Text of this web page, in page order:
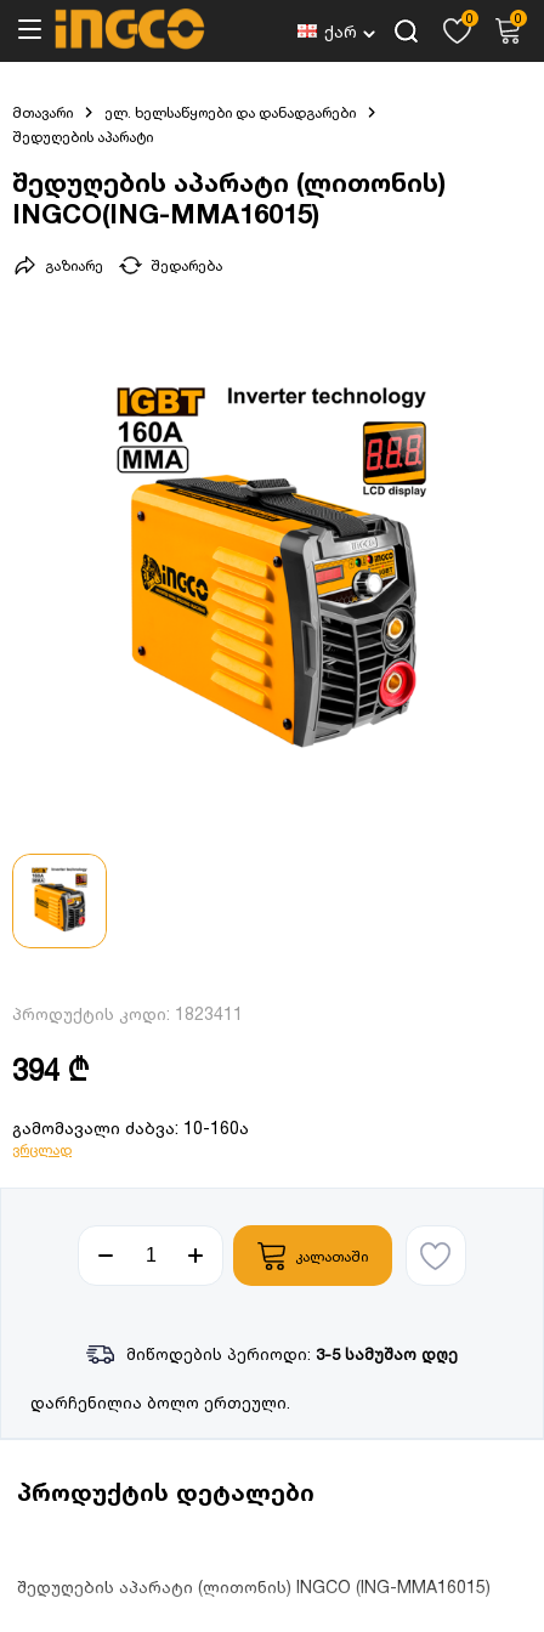
ქარ
0 0
მთავარი
ელ. ხელსაწყოები და დანადგარები
შედუღების აპარატი
შედუღების აპარატი (ლითონის)
INGCO(ING-MMA16015)
შედარება
გაზიარე
პროდუქტის კოდი: 1823411
394 ₾
გამომავალი ძაბვა: 10-160ა
ვრცლად
კალათაში
მიწოდების პერიოდი: 3-5 სამუშაო დღე
დარჩენილია ბოლო ერთეული.
პროდუქტის დეტალები
შედუღების აპარატი (ლითონის) INGCO (ING-MMA16015)